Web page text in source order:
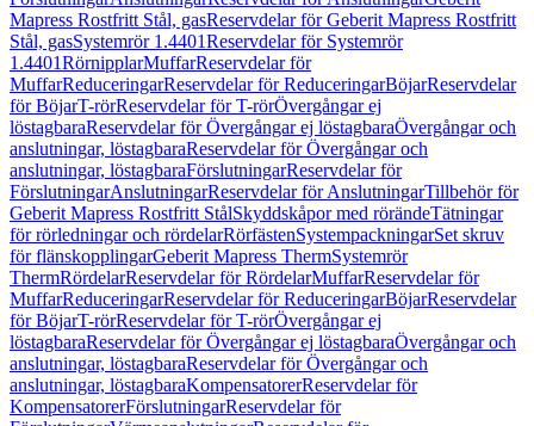
Mapress Rostfritt Stål, gasReservdelar för Geberit Mapress Rostfritt
Stål, gasSystemrör 1.4401Reservdelar för Systemrör
1.4401RörnipplarMuffarReservdelar för
MuffarReduceringarReservdelar för ReduceringarBöjarReservdelar
för BöjarT-rörReservdelar för T-rörÖvergångar ej
löstagbaraReservdelar för Övergångar ej löstagbaraÖvergångar och
anslutningar, löstagbaraReservdelar för Övergångar och
anslutningar, löstagbaraFörslutningarReservdelar för
FörslutningarAnslutningarReservdelar för AnslutningarTillbehör för
Geberit Mapress Rostfritt StålSkyddskåpor med rörändeTätningar
för rörledningar och rördelarRörfästenSystempackningarSet skruv
för flänskopplingarGeberit Mapress ThermSystemrör
ThermRördelarReservdelar för RördelarMuffarReservdelar för
MuffarReduceringarReservdelar för ReduceringarBöjarReservdelar
för BöjarT-rörReservdelar för T-rörÖvergångar ej
löstagbaraReservdelar för Övergångar ej löstagbaraÖvergångar och
anslutningar, löstagbaraReservdelar för Övergångar och
anslutningar, löstagbaraKompensatorerReservdelar för
KompensatorerFörslutningarReservdelar för